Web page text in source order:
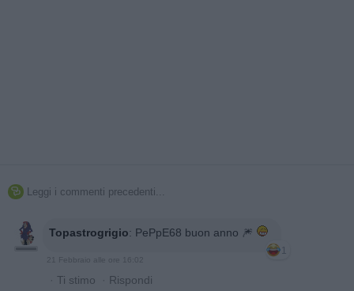
 Leggi i commenti precedenti...
Topastrogrigio: PePpE68 buon anno 🎆
1
· Ti stimo · Rispondi